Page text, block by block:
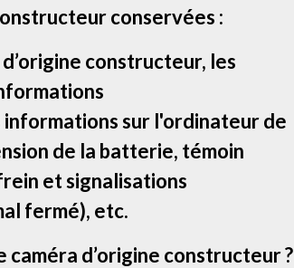
conservées :
constructeur, les
sur l'ordinateur de
de la batterie, témoin
et signalisations
fermé), etc.
caméra d’origine constructeur ?